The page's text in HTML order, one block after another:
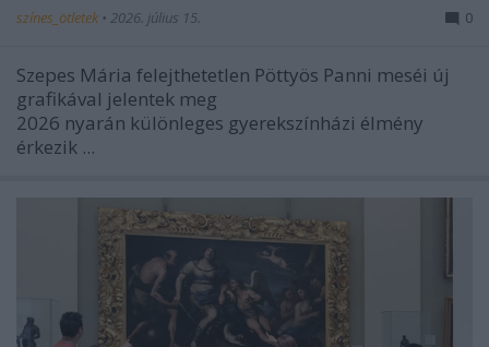
színes_ötletek • 2026. július 15. 0
Szepes Mária felejthetetlen Pöttyös Panni meséi új
grafikával jelentek meg
2026 nyarán különleges gyerekszínházi élmény
érkezik ...